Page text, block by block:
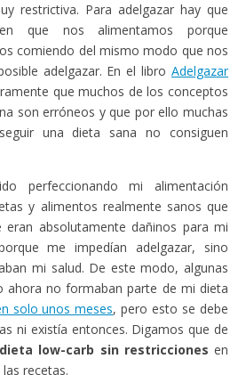
restrictiva. Para adelgazar hay que
que nos alimentamos porque
comiendo del mismo modo que nos
adelgazar. En el libro Adelgazar
que muchos de los conceptos
son erróneos y que por ello muchas
una dieta sana no consiguen
perfeccionando mi alimentación
y alimentos realmente sanos que
absolutamente dañinos para mi
me impedían adelgazar, sino
mi salud. De este modo, algunas
ahora no formaban parte de mi dieta
solo unos meses, pero esto se debe
ni existía entonces. Digamos que de
dieta low-carb sin restricciones en
recetas.